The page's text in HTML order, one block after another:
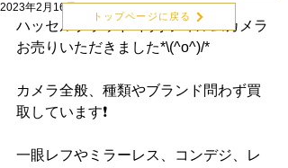
2023年2月16日
ハッセルブラッド 中判 フィルムカメラ
お売りいただきました*\(^o^)/*
カメラ全般、種類やブランド問わず買
取しています❗️
一眼レフやミラーレス、コンデジ、レ
トップページに戻る